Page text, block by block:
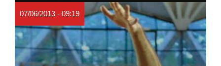
07/06/2013 - 09:19